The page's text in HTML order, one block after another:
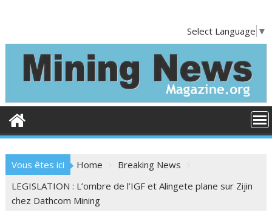
o
t
Select Language ▼
Vous êtes ici Home
Breaking News
LEGISLATION : L’ombre de l’IGF et Alingete plane sur Zijin
chez Dathcom Mining